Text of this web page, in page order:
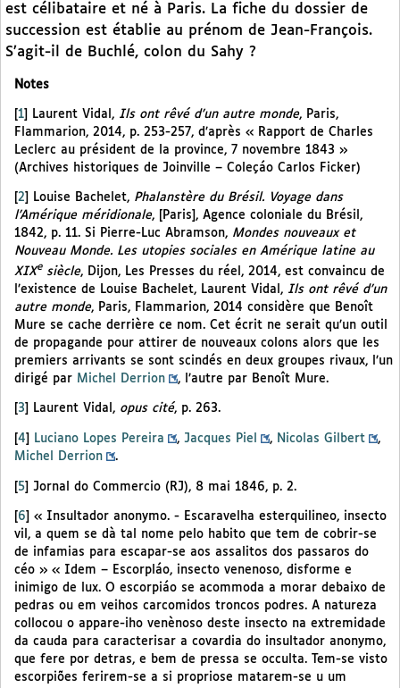
est célibataire et né à Paris. La fiche du dossier de
succession est établie au prénom de Jean-François.
S’agit-il de Buchlé, colon du Sahy ?
Notes
[1] Laurent Vidal, Ils ont rêvé d’un autre monde, Paris,
Flammarion, 2014, p. 253-257, d’après « Rapport de Charles
Leclerc au président de la province, 7 novembre 1843 »
(Archives historiques de Joinville – Coleçáo Carlos Ficker)
2 Louise Bachelet, Phalanstère du Brésil. Voyage dans
l’Amérique méridionale, [Paris], Agence coloniale du Brésil,
1842, p. 11. Si Pierre-Luc Abramson, Mondes nouveaux et
Nouveau Monde. Les utopies sociales en Amérique latine au
XIXesiècle, Dijon, Les Presses du réel, 2014, est convaincu de
l’existence de Louise Bachelet, Laurent Vidal, Ils ont rêvé d’un
autre monde, Paris, Flammarion, 2014 considère que Benoît
Mure se cache derrière ce nom. Cet écrit ne serait qu’un outil
de propagande pour attirer de nouveaux colons alors que les
premiers arrivants se sont scindés en deux groupes rivaux, l’un
dirigé par Michel Derrion , l’autre par Benoît Mure.
3 Laurent Vidal, opus cité, p. 263.
4 Luciano Lopes Pereira , Jacques Piel , Nicolas Gilbert
,
Michel Derrion
.
[5] Jornal do Commercio (RJ), 8 mai 1846, p. 2.
6
« Insultador anonymo. - Escaravelha esterquilineo, insecto
vil, a quem se dà tal nome pelo habito que tem de cobrir-se
de infamias para escapar-se aos assalitos dos passaros do
céo » « Idem – Escorpláo, insecto venenoso, disforme e
inimigo de lux. O escorpiáo se acommoda a morar debaixo de
pedras ou em veihos carcomidos troncos podres. A natureza
collocou o appare-iho venènoso deste insecto na extremidade
da cauda para caracterisar a covardia do insultador anonymo,
que fere por detras, e bem de pressa se occulta. Tem-se visto
escorpiões ferirem-se a si propriose matarem-se u um